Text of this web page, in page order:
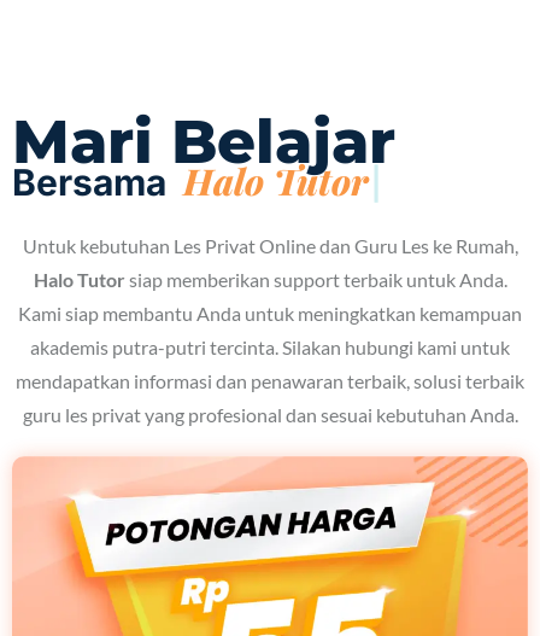
Mari Belajar
Bersama
Untuk kebutuhan Les Privat Online dan Guru Les ke Rumah,
Halo Tutor siap memberikan support terbaik untuk Anda.
Kami siap membantu Anda untuk meningkatkan kemampuan
akademis putra-putri tercinta. Silakan hubungi kami untuk
mendapatkan informasi dan penawaran terbaik, solusi terbaik
guru les privat yang profesional dan sesuai kebutuhan Anda.